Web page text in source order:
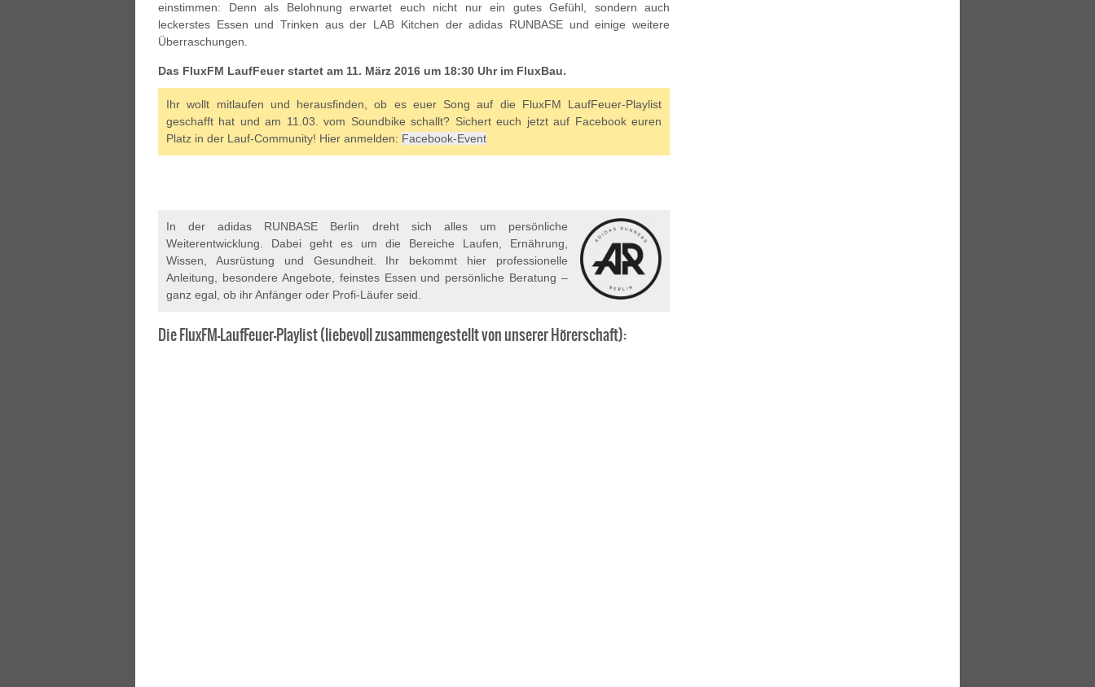
einstimmen: Denn als Belohnung erwartet euch nicht nur ein gutes Gefühl, sondern auch
leckerstes Essen und Trinken aus der LAB Kitchen der adidas RUNBASE und einige weitere
Überraschungen.
Das FluxFM LaufFeuer startet am 11. März 2016 um 18:30 Uhr im FluxBau.
Ihr wollt mitlaufen und herausfinden, ob es euer Song auf die FluxFM LaufFeuer-Playlist
geschafft hat und am 11.03. vom Soundbike schallt? Sichert euch jetzt auf Facebook euren
Platz in der Lauf-Community! Hier anmelden: Facebook-Event
In der adidas RUNBASE Berlin dreht sich alles um persönliche
Weiterentwicklung. Dabei geht es um die Bereiche Laufen, Ernährung,
Wissen, Ausrüstung und Gesundheit. Ihr bekommt hier professionelle
Anleitung, besondere Angebote, feinstes Essen und persönliche Beratung –
ganz egal, ob ihr Anfänger oder Profi-Läufer seid.
Die FluxFM-LaufFeuer-Playlist (liebevoll zusammengestellt von unserer Hörerschaft):